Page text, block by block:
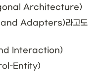
Architecture)
Interaction)
Entity)